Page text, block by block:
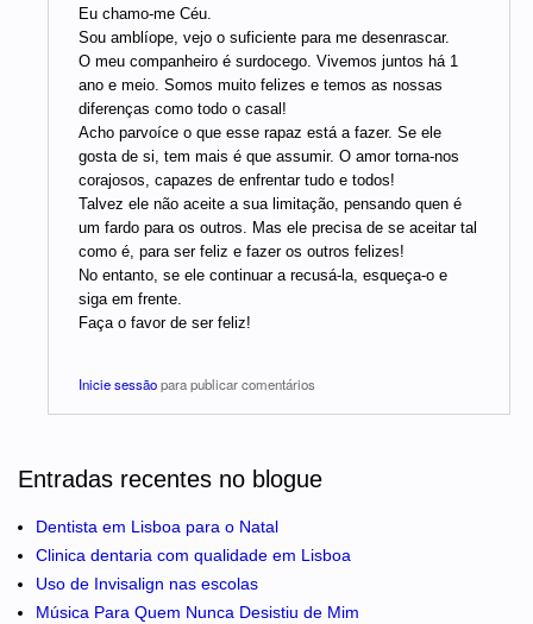
Eu chamo-me Céu.
Sou amblíope, vejo o suficiente para me desenrascar.
O meu companheiro é surdocego. Vivemos juntos há 1
ano e meio. Somos muito felizes e temos as nossas
diferenças como todo o casal!
Acho parvoíce o que esse rapaz está a fazer. Se ele
gosta de si, tem mais é que assumir. O amor torna-nos
corajosos, capazes de enfrentar tudo e todos!
Talvez ele não aceite a sua limitação, pensando quen é
um fardo para os outros. Mas ele precisa de se aceitar tal
como é, para ser feliz e fazer os outros felizes!
No entanto, se ele continuar a recusá-la, esqueça-o e
siga em frente.
Faça o favor de ser feliz!
Inicie sessãopara publicar comentários
Entradas recentes no blogue
Dentista em Lisboa para o Natal
Clinica dentaria com qualidade em Lisboa
Uso de Invisalign nas escolas
Música Para Quem Nunca Desistiu de Mim